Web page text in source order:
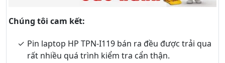
Chúng tôi cam kết:
Pin laptop HP TPN-I119 bán ra đều được trải qua
rất nhiều quá trình kiểm tra cẩn thận.